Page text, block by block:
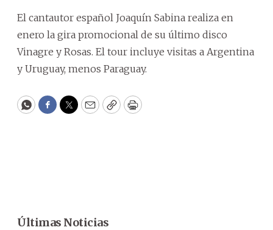
El cantautor español Joaquín Sabina realiza en
enero la gira promocional de su último disco
Vinagre y Rosas. El tour incluye visitas a Argentina
y Uruguay, menos Paraguay.
WhatsApp
Facebook
Twitter
EmailCopyPrint
Últimas Noticias